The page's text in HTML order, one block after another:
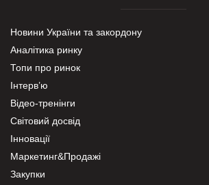
Новини України та закордону
Аналітика ринку
Топи про ринок
Інтерв’ю
Відео-тренінги
Світовий досвід
Інновації
Маркетинг&Продажі
Закупки